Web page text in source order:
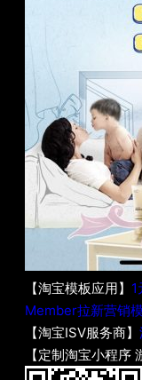
【淘宝模板应用】
Member拉新营销
【淘宝ISV服务商】
【定制淘宝小程序